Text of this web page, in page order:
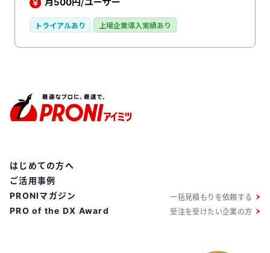
の手間を削減できるだけでなく、誤送付や紛失のリスク
ていけるのも特徴で、初心者の方にも使いやすいシステ
め、二重登録の手間を省きます。
トライアルあり 上場企業導入実績あり
はじめての方へ
ご活用事例
PRONIマガジン
PRO of the DX Award
一括見積もりを依頼する
受注を受けたい企業の方